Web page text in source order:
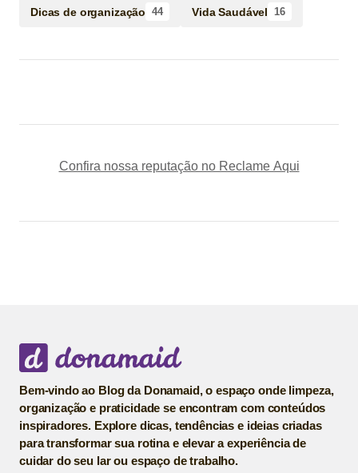
Dicas de organização 44 Vida Saudável 16
Confira nossa reputação no Reclame Aqui
Bem-vindo ao Blog da Donamaid, o espaço onde limpeza,
organização e praticidade se encontram com conteúdos
inspiradores. Explore dicas, tendências e ideias criadas
para transformar sua rotina e elevar a experiência de
cuidar do seu lar ou espaço de trabalho.